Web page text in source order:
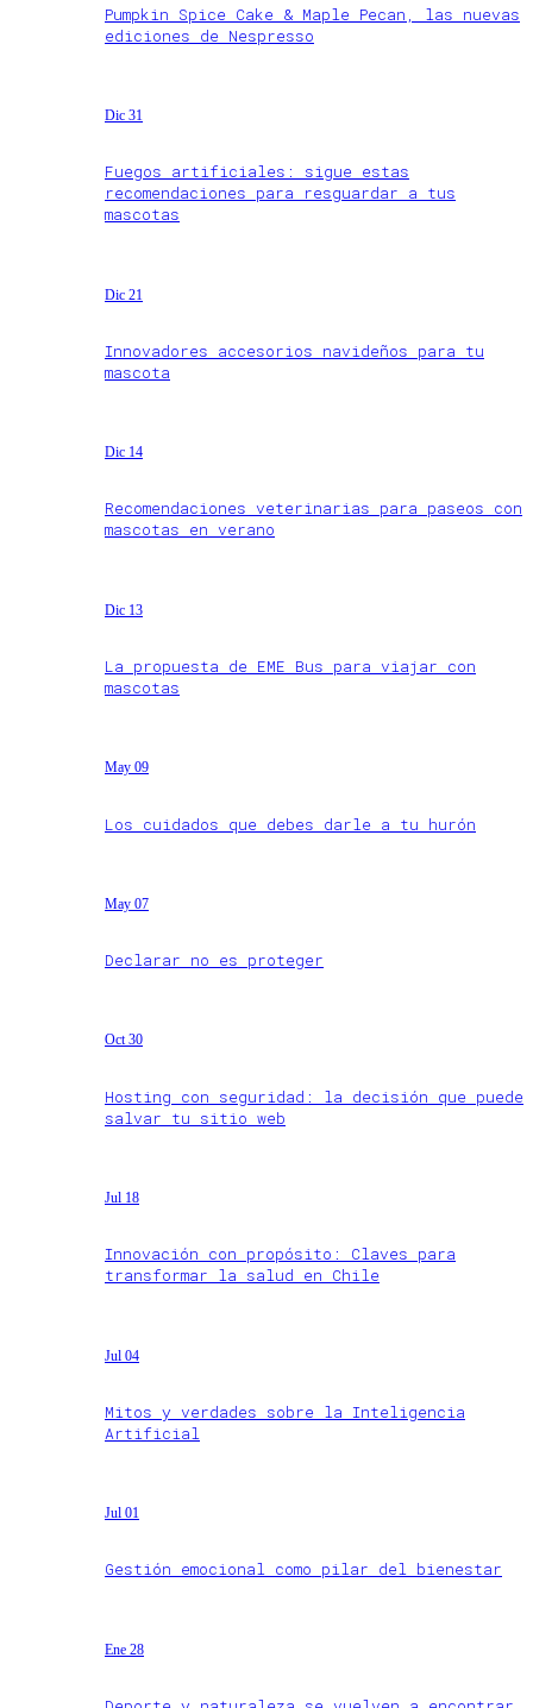
Pumpkin Spice Cake & Maple Pecan, las nuevas
ediciones de Nespresso
Dic 31
Fuegos artificiales: sigue estas
recomendaciones para resguardar a tus
mascotas
Dic 21
Innovadores accesorios navideños para tu
mascota
Dic 14
Recomendaciones veterinarias para paseos con
mascotas en verano
Dic 13
La propuesta de EME Bus para viajar con
mascotas
May 09
Los cuidados que debes darle a tu hurón
May 07
Declarar no es proteger
Oct 30
Hosting con seguridad: la decisión que puede
salvar tu sitio web
Jul 18
Innovación con propósito: Claves para
transformar la salud en Chile
Jul 04
Mitos y verdades sobre la Inteligencia
Artificial
Jul 01
Gestión emocional como pilar del bienestar
Ene 28